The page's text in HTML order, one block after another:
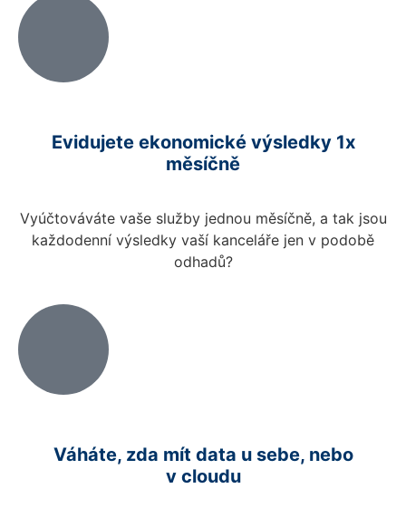
Evidujete ekonomické výsledky 1x
měsíčně
Vyúčtováváte vaše služby jednou měsíčně, a tak jsou
každodenní výsledky vaší kanceláře jen v podobě
odhadů?
Váháte, zda mít data u sebe, nebo
v cloudu